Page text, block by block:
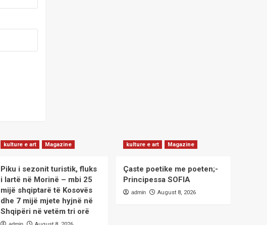
kulture e art Magazine
Piku i sezonit turistik, fluks
i lartë në Morinë – mbi 25
mijë shqiptarë të Kosovës
dhe 7 mijë mjete hyjnë në
Shqipëri në vetëm tri orë
kulture e art Magazine
Çaste poetike me poeten;-
Principessa SOFIA
admin August 8, 2026